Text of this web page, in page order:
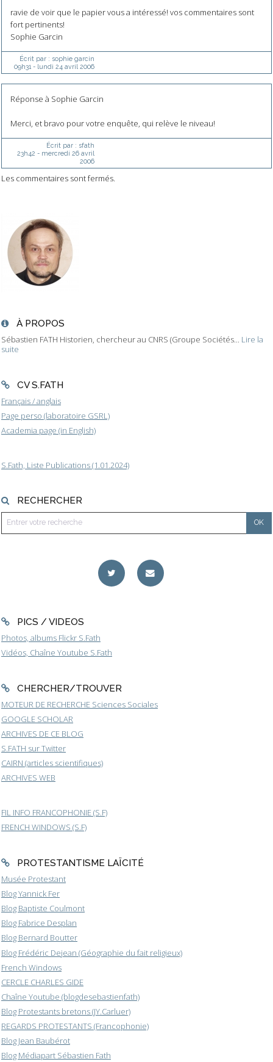
À PROPOS
Sébastien FATH Historien, chercheur au CNRS (Groupe Sociétés... Lire la
suite
CV S.FATH
Français / anglais
Page perso (laboratoire GSRL)
Academia page (in English)
S.Fath, Liste Publications (1.01.2024)
RECHERCHER
PICS / VIDEOS
Photos, albums Flickr S.Fath
Vidéos, Chaîne Youtube S.Fath
CHERCHER/TROUVER
MOTEUR DE RECHERCHE Sciences Sociales
GOOGLE SCHOLAR
ARCHIVES DE CE BLOG
S.FATH sur Twitter
CAIRN (articles scientifiques)
ARCHIVES WEB
FIL INFO FRANCOPHONIE (S.F)
FRENCH WINDOWS (S.F)
PROTESTANTISME LAÏCITÉ
Musée Protestant
Blog Yannick Fer
Blog Baptiste Coulmont
Blog Fabrice Desplan
Blog Bernard Boutter
Blog Frédéric Dejean (Géographie du fait religieux)
French Windows
CERCLE CHARLES GIDE
Chaîne Youtube (blogdesebastienfath)
Blog Protestants bretons (JY.Carluer)
REGARDS PROTESTANTS (Francophonie)
Blog Jean Baubérot
Blog Médiapart Sébastien Fath
ravie de voir que le papier vous a intéressé! vos commentaires sont
fort pertinents!
Sophie Garcin
Écrit par : sophie garcin
09h31 - lundi 24 avril 2006
Réponse à Sophie Garcin
Merci, et bravo pour votre enquête, qui relève le niveau!
Écrit par : sfath
23h42 - mercredi 26 avril
2006
Les commentaires sont fermés.